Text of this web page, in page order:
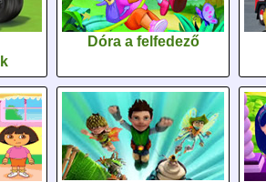
Dóra a felfedező